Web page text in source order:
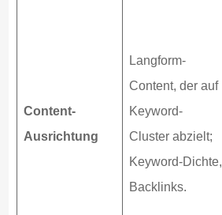
Content-
Ausrichtung
Langform-
Content, der auf
Keyword-
Cluster abzielt;
Keyword-Dichte,
Backlinks.